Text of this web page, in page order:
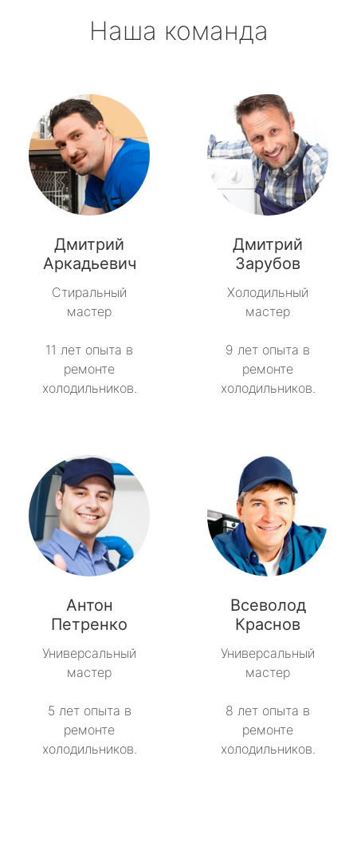
Наша команда
Дмитрий
Аркадьевич
Стиральный
мастер
11 лет опыта в
ремонте
холодильников.
Дмитрий
Зарубов
Холодильный
мастер
9 лет опыта в
ремонте
холодильников.
Антон
Петренко
Универсальный
мастер
5 лет опыта в
ремонте
холодильников.
Всеволод
Краснов
Универсальный
мастер
8 лет опыта в
ремонте
холодильников.